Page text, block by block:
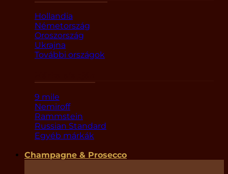
Hollandia
Németország
Oroszország
Ukrajna
További országok
9 mile
Nemiroff
Rammstein
Russian Standard
Egyéb márkák
Champagne & Prosecco